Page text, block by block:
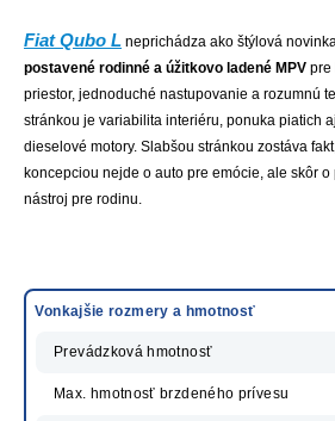
Fiat Qubo L neprichádza ako štýlová
postavené rodinné a úžitkovo ladené MPV pre
priestor, jednoduché nastupovanie a rozumnú
stránkou je variabilita interiéru, ponuka piatich
dieselové motory. Slabšou stránkou zostáva
koncepciou nejde o auto pre emócie, ale skôr
nástroj pre rodinu.
Vonkajšie rozmery a hmotnosť
Prevádzková hmotnosť
Max. hmotnosť brzdeného prívesu